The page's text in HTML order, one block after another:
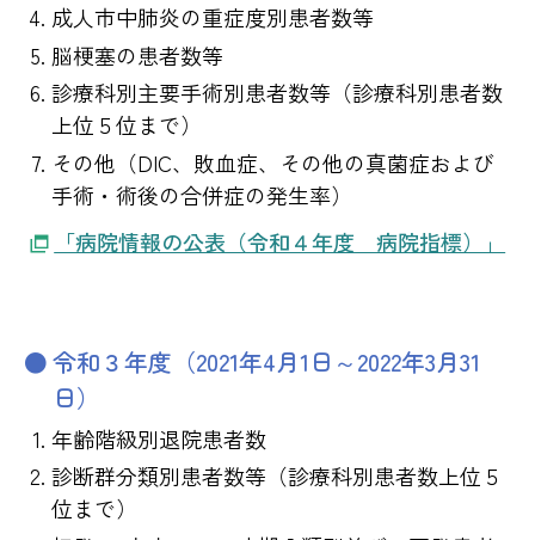
成人市中肺炎の重症度別患者数等
脳梗塞の患者数等
診療科別主要手術別患者数等（診療科別患者数
上位５位まで）
その他（DIC、敗血症、その他の真菌症および
手術・術後の合併症の発生率）
「病院情報の公表（令和４年度 病院指標）」
令和３年度（2021年4月1日～2022年3月31
日）
年齢階級別退院患者数
診断群分類別患者数等（診療科別患者数上位５
位まで）